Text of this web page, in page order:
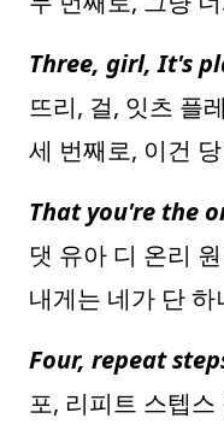
Three, girl, It's
뜨리, 걸, 잇츠 플
세 번째로, 이건
That you're the
댓 유아 디 온리
내게는 네가 단
Four, repeat
포, 리피트 스텝스